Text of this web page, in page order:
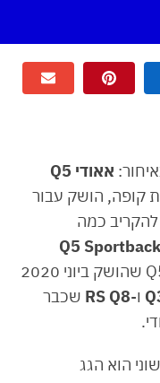
אאודי Q5
קופה, הושק עבור
להקריב כמה
מבוסס על הדור החדש של אאודי Q5 שהושק ביוני 2020
ו-RS Q8 שכבר
הוא הגג